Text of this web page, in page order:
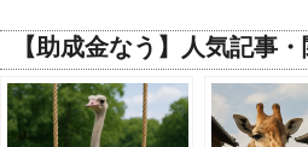
【助成金なう】人気記事